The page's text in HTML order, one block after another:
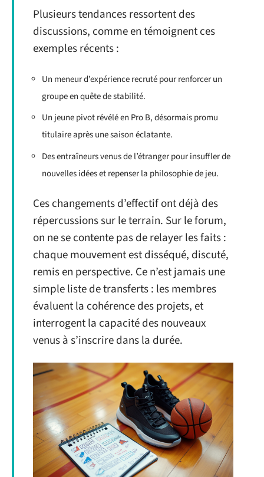
Plusieurs tendances ressortent des
discussions, comme en témoignent ces
exemples récents :
Un meneur d’expérience recruté pour renforcer un
groupe en quête de stabilité.
Un jeune pivot révélé en Pro B, désormais promu
titulaire après une saison éclatante.
Des entraîneurs venus de l’étranger pour insuffler de
nouvelles idées et repenser la philosophie de jeu.
Ces changements d’effectif ont déjà des
répercussions sur le terrain. Sur le forum,
on ne se contente pas de relayer les faits :
chaque mouvement est disséqué, discuté,
remis en perspective. Ce n’est jamais une
simple liste de transferts : les membres
évaluent la cohérence des projets, et
interrogent la capacité des nouveaux
venus à s’inscrire dans la durée.